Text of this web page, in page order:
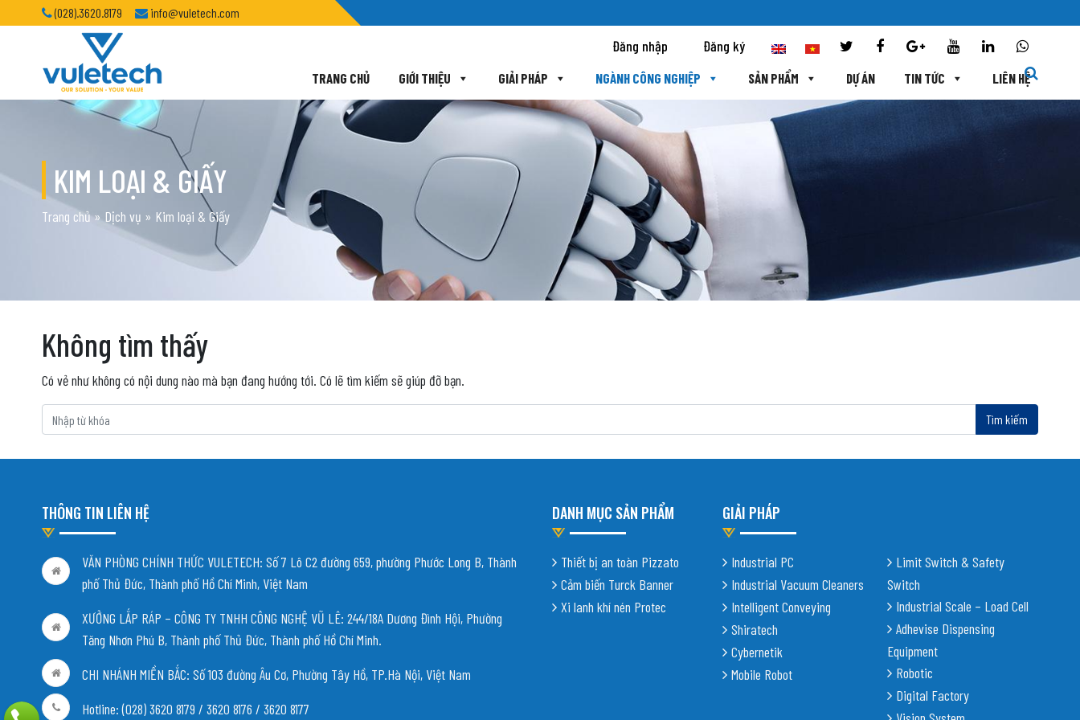
(028).3620.8179 info@vuletech.com
Đăng nhập Đăng ký
TRANG CHỦ GIỚI THIỆU GIẢI PHÁP NGÀNH CÔNG NGHIỆP SẢN PHẨM DỰ ÁN TIN TỨC LIÊN HỆ
KIM LOẠI & GIẤY
Trang chủ» Dịch vụ » Kim loại & Giấy
Không tìm thấy
Có vẻ như không có nội dung nào mà bạn đang hướng tới. Có lẽ tìm kiếm sẽ giúp đỡ bạn.
THÔNG TIN LIÊN HỆ
VĂN PHÒNG CHÍNH THỨC VULETECH: Số 7 Lô C2 đường 659, phường Phước Long B, Thành
phố Thủ Đức, Thành phố Hồ Chí Minh, Việt Nam
XƯỞNG LẮP RÁP – CÔNG TY TNHH CÔNG NGHỆ VŨ LÊ: 244/18A Dương Đình Hội, Phường
Tăng Nhơn Phú B, Thành phố Thủ Đức, Thành phố Hồ Chí Minh.
CHI NHÁNH MIỀN BẮC: Số 103 đường Âu Cơ, Phường Tây Hồ, TP.Hà Nội, Việt Nam
Hotline: (028) 3620 8179 / 3620 8176 / 3620 8177
DANH MỤC SẢN PHẨM
Thiết bị an toàn Pizzato
Cảm biến Turck Banner
Xi lanh khí nén Protec
GIẢI PHÁP
Industrial PC
Industrial Vacuum Cleaners
Intelligent Conveying
Shiratech
Cybernetik
Mobile Robot
Limit Switch & Safety
Switch
Industrial Scale – Load Cell
Adhevise Dispensing
Equipment
Robotic
Digital Factory